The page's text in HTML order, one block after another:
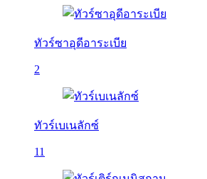
ทัวร์ซาอุดีอาระเบีย
2
ทัวร์เบเนลักซ์
11